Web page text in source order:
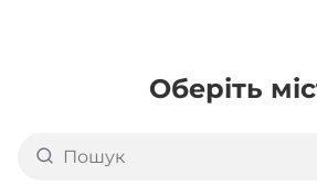
Оберіть
Доставка суші в